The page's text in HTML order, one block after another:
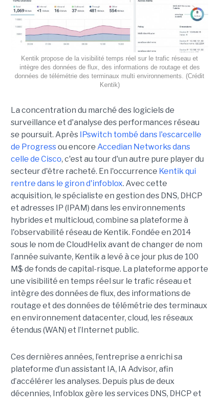
Kentik propose de la visibilité temps réel sur le trafic réseau et
intègre des données de flux, des informations de routage et des
données de télémétrie des terminaux multi environnements. (Crédit
Kentik)
La concentration du marché des logiciels de
surveillance et d'analyse des performances réseau
se poursuit. Après IPswitch tombé dans l'escarcelle
de Progressou encore Accedian Networks dans
celle de Cisco, c'est au tour d'un autre pure player du
secteur d'être racheté. En l'occurrence Kentik qui
rentre dans le giron d'infoblox. Avec cette
acquisition, le spécialiste en gestion des DNS, DHCP
et adresses IP (IPAM) dans les environnements
hybrides et multicloud, combine sa plateforme à
l'observabilité réseau de Kentik. Fondée en 2014
sous le nom de CloudHelix avant de changer de nom
l’année suivante, Kentik a levé à ce jour plus de 100
M$ de fonds de capital-risque. La plateforme apporte
une visibilité en temps réel sur le trafic réseau et
intègre des données de flux, des informations de
routage et des données de télémétrie des terminaux
en environnement datacenter, cloud, les réseaux
étendus (WAN) et l’Internet public.
Ces dernières années, l’entreprise a enrichi sa
plateforme d’un assistant IA, IA Advisor, afin
d’accélérer les analyses. Depuis plus de deux
décennies, Infoblox gère les services DNS, DHCP et